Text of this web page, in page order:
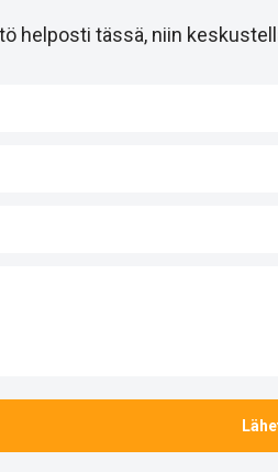
helposti tässä, niin